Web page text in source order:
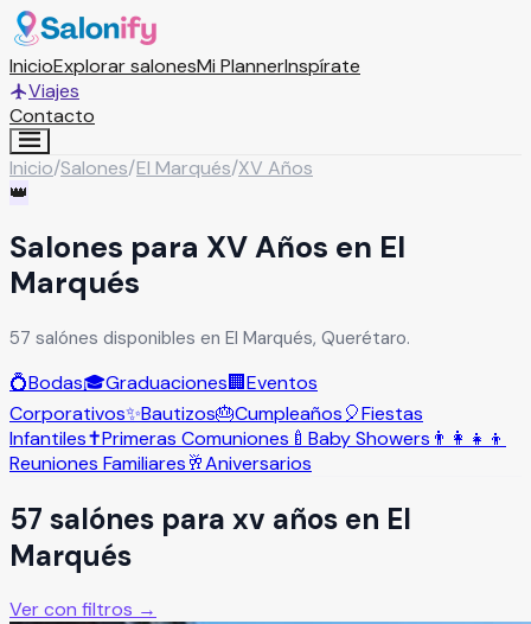
InicioExplorar salonesMi PlannerInspírate
Viajes
Contacto
Inicio/Salones/El Marqués/XV Años
👑
Salones para XV Años en El
Marqués
57 salónes disponibles en El Marqués, Querétaro.
💍Bodas🎓Graduaciones🏢Eventos
Corporativos✨Bautizos🎂Cumpleaños🎈Fiestas
Infantiles✝️Primeras Comuniones 🍼 Baby Showers 👨‍👩‍👧‍👦
Reuniones Familiares🥂Aniversarios
57 salónes para xv años en El
Marqués
Ver con filtros →